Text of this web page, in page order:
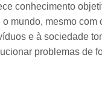
conhecimento
mundo, mesmo com
e à sociedade
problemas de